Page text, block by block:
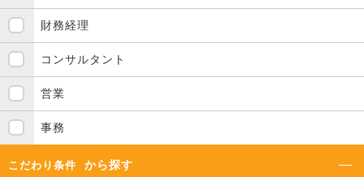
財務経理
コンサルタント
営業
事務
こだわり条件 から探す